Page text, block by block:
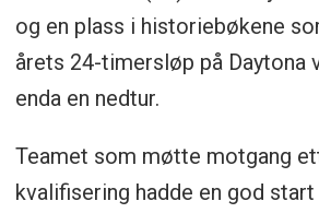
og en plass i historiebøkene
årets 24-timersløp på Daytona
enda en nedtur.
Teamet som møtte motgang
kvalifisering hadde en god